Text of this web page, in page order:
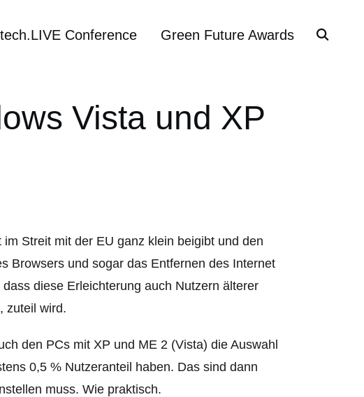
Conference Green Future Awards
Vista und XP
im Streit mit der EU ganz klein beigibt und den
Browsers und sogar das Entfernen des Internet
diese Erleichterung auch Nutzern älterer
zuteil wird.
den PCs mit XP und ME 2 (Vista) die Auswahl
0,5 % Nutzeranteil haben. Das sind dann
muss. Wie praktisch.